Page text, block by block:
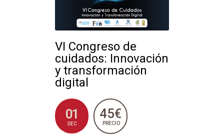
VI Congreso de
cuidados: Innovación
y transformación
digital
01
DEC
45€
PRECIO